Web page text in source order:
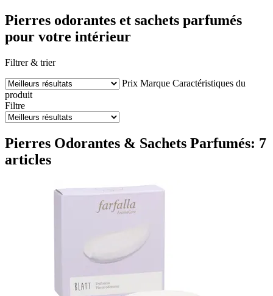
Pierres odorantes et sachets parfumés
pour votre intérieur
Filtrer & trier
Prix Marque Caractéristiques du
produit
Filtre
Pierres Odorantes & Sachets Parfumés: 7
articles